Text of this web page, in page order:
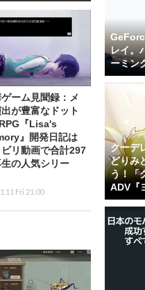
ーム見聞録：メ
が豊富なドット
『Lisa's
』開発日記は
ビリ動画で合計297
の人気シリー
Fri 21:00
レイ。
ーミン
クーデ
どりみ
う！「
ADV『